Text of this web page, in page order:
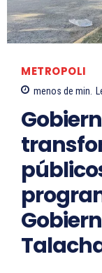
METROPOLI
menos de min.